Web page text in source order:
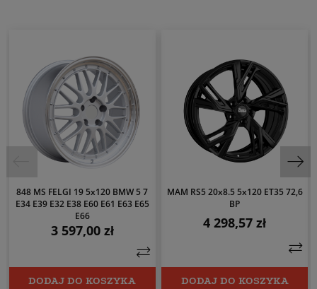
848 MS FELGI 19 5x120 BMW 5 7
E34 E39 E32 E38 E60 E61 E63 E65
E66
Cena
3 597,00 zł
DODAJ DO KOSZYKA
MAM RS5 20x8.5 5x120 ET35 72,6
BP
Cena
4 298,57 zł
DODAJ DO KOSZYKA